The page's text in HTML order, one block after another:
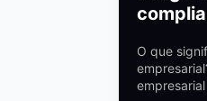
O que